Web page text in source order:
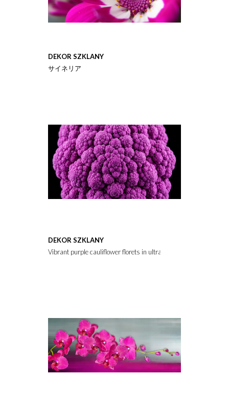
DEKOR SZKLANY
サイネリア
DEKOR SZKLANY
Vibrant purple cauliflower florets in ultra-macro close-up.